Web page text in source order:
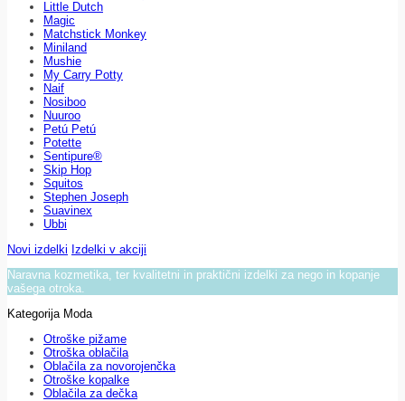
Little Dutch
Magic
Matchstick Monkey
Miniland
Mushie
My Carry Potty
Naif
Nosiboo
Nuuroo
Petú Petú
Potette
Sentipure®
Skip Hop
Squitos
Stephen Joseph
Suavinex
Ubbi
Novi izdelki Izdelki v akciji
Naravna kozmetika, ter kvalitetni in praktični izdelki za nego in kopanje
vašega otroka.
Kategorija Moda
Otroške pižame
Otroška oblačila
Oblačila za novorojenčka
Otroške kopalke
Oblačila za dečka